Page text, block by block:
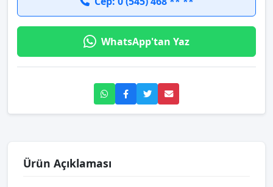
WhatsApp'tan Yaz
Ürün Açıklaması